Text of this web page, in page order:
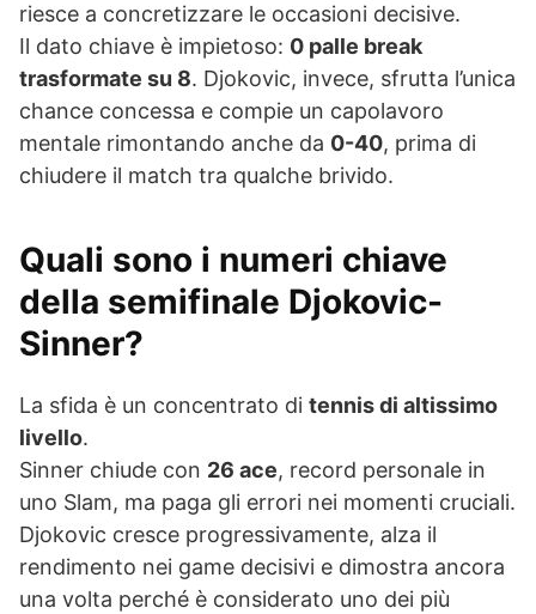
riesce a concretizzare le occasioni decisive.
Il dato chiave è impietoso: 0 palle break
trasformate su 8. Djokovic, invece, sfrutta l’unica
chance concessa e compie un capolavoro
mentale rimontando anche da 0-40, prima di
chiudere il match tra qualche brivido.
Quali sono i numeri chiave
della semifinale Djokovic-
Sinner?
La sfida è un concentrato di tennis di altissimo
livello.
Sinner chiude con 26 ace, record personale in
uno Slam, ma paga gli errori nei momenti cruciali.
Djokovic cresce progressivamente, alza il
rendimento nei game decisivi e dimostra ancora
una volta perché è considerato uno dei più